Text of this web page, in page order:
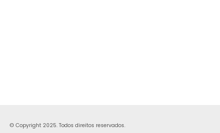
© Copyright 2025. Todos direitos reservados.